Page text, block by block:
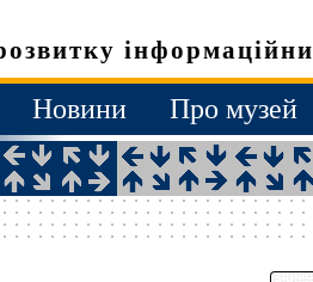
Новини Про музей